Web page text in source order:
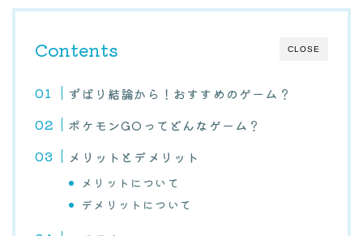
CLOSE
Contents
ずばり結論から！おすすめのゲーム？
ポケモンGOってどんなゲーム？
メリットとデメリット
メリットについて
デメリットについて